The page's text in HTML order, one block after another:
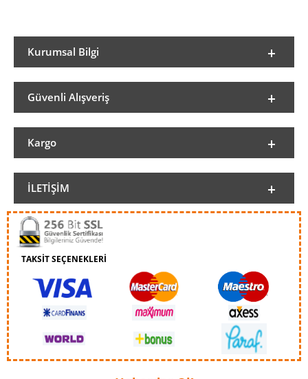
Kurumsal Bilgi
Güvenli Alışveriş
Kargo
İLETIŞIM
TAKSİT SEÇENEKLERİ